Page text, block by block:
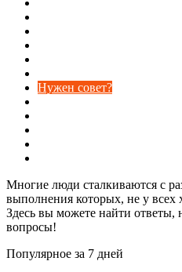
Нужен совет?
Многие люди сталкиваются с
выполнения которых, не у всех
Здесь вы можете найти
вопросы!
Популярное за 7 дней